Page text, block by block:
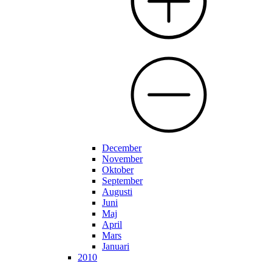
December
November
Oktober
September
Augusti
Juni
Maj
April
Mars
Januari
2010